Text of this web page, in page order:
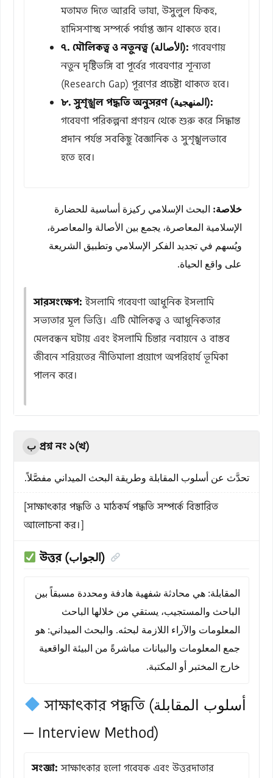
মতামত দিতে আরবি ভাষা, উসুলুল ফিকহ,
হাদিসশাস্ত্র সম্পর্কে পর্যাপ্ত জ্ঞান থাকতে হবে।
৭. মৌলিকত্ব ও নতুনত্ব (الأصالة): গবেষণায়
নতুন দৃষ্টিভঙ্গি বা পূর্বের গবেষণার শূন্যতা
(Research Gap) পূরণের প্রচেষ্টা থাকতে হবে।
৮. সুশৃঙ্খল পদ্ধতি অনুসরণ (المنهجية):
গবেষণা পরিকল্পনা প্রণয়ন থেকে শুরু করে সিদ্ধান্ত
প্রদান পর্যন্ত সবকিছু বৈজ্ঞানিক ও সুশৃঙ্খলভাবে
হতে হবে।
خلاصة: البحث الإسلامي ركيزة أساسية للحضارة
الإسلامية المعاصرة، يجمع بين الأصالة والمعاصرة،
ويُسهم في تجديد الفكر الإسلامي وتطبيق الشريعة
على واقع الحياة.
সারসংক্ষেপ: ইসলামি গবেষণা আধুনিক ইসলামি
সভ্যতার মূল ভিত্তি। এটি মৌলিকত্ব ও আধুনিকতার
মেলবন্ধন ঘটায় এবং ইসলামি চিন্তার নবায়নে ও বাস্তব
জীবনে শরিয়তের নীতিমালা প্রয়োগে অপরিহার্য ভূমিকা
পালন করে।
ب প্রশ্ন নং ১(খ)
تحدَّث عن أسلوب المقابلة وطريقة البحث الميداني مفصَّلاً.
[সাক্ষাৎকার পদ্ধতি ও মাঠকর্ম পদ্ধতি সম্পর্কে বিস্তারিত
আলোচনা কর।]
উত্তর (الجواب)
المقابلة: هي محادثة شفهية هادفة ومحددة مسبقاً بين
الباحث والمستجيب، يستقي من خلالها الباحث
المعلومات والآراء اللازمة لبحثه. والبحث الميداني: هو
جمع المعلومات والبيانات مباشرةً من البيئة الواقعية
خارج المختبر أو المكتبة.
সাক্ষাৎকার পদ্ধতি (أسلوب المقابلة
— Interview Method)
সংজ্ঞা: সাক্ষাৎকার হলো গবেষক এবং উত্তরদাতার